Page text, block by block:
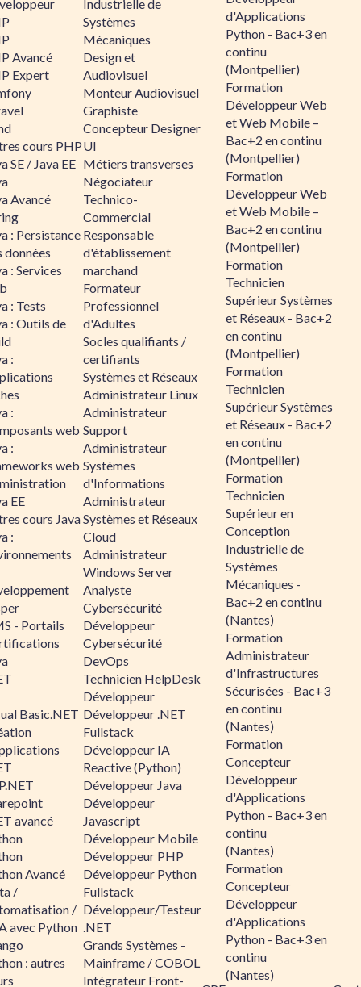
Avancé
Expert
cours PHP
SE / Java EE
Avancé
: Persistance
données
: Services
: Tests
: Outils de
:
:
web
:
web
EE
cours Java
:
- Portails
Basic.NET
avancé
Avancé
/
/
avec Python
: autres
Industrielle de
Systèmes
Mécaniques
Design et
Audiovisuel
Monteur Audiovisuel
Graphiste
Concepteur Designer
UI
Métiers transverses
Négociateur
Technico-
Commercial
Responsable
d'établissement
marchand
Formateur
Professionnel
d'Adultes
Socles qualifiants /
certifiants
Systèmes et Réseaux
Administrateur Linux
Administrateur
Support
Administrateur
Systèmes
d'Informations
Administrateur
Systèmes et Réseaux
Cloud
Administrateur
Windows Server
Analyste
Cybersécurité
Développeur
Cybersécurité
DevOps
Technicien HelpDesk
Développeur
Développeur .NET
Fullstack
Développeur IA
Reactive (Python)
Développeur Java
Développeur
Javascript
Développeur Mobile
Développeur PHP
Développeur Python
Fullstack
Développeur/Testeur
.NET
Grands Systèmes -
Mainframe / COBOL
Intégrateur Front-
d'Applications
Python - Bac+3 en
continu
(Montpellier)
Formation
Développeur Web
et Web Mobile –
Bac+2 en continu
(Montpellier)
Formation
Développeur Web
et Web Mobile –
Bac+2 en continu
(Montpellier)
Formation
Technicien
Supérieur Systèmes
et Réseaux - Bac+2
en continu
(Montpellier)
Formation
Technicien
Supérieur Systèmes
et Réseaux - Bac+2
en continu
(Montpellier)
Formation
Technicien
Supérieur en
Conception
Industrielle de
Systèmes
Mécaniques -
Bac+2 en continu
(Nantes)
Formation
Administrateur
d'Infrastructures
Sécurisées - Bac+3
en continu
(Nantes)
Formation
Concepteur
Développeur
d'Applications
Python - Bac+3 en
continu
(Nantes)
Formation
Concepteur
Développeur
d'Applications
Python - Bac+3 en
continu
(Nantes)